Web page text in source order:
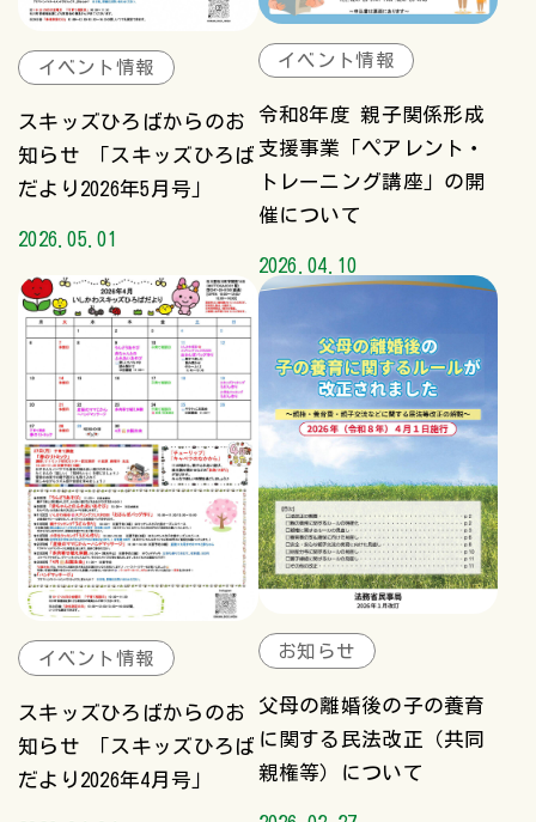
イベント情報
スキッズひろばからのお
知らせ 「スキッズひろば
だより2026年5月号」
2026.05.01
イベント情報
令和8年度 親子関係形成
支援事業「ペアレント・
トレーニング講座」の開
催について
2026.04.10
イベント情報
スキッズひろばからのお
知らせ 「スキッズひろば
だより2026年4月号」
お知らせ
父母の離婚後の子の養育
に関する民法改正（共同
親権等）について